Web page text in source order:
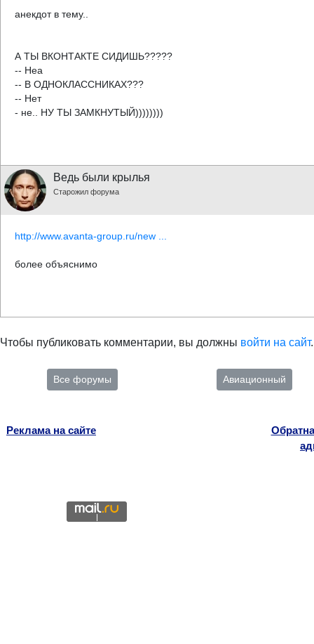
анекдот в тему..
А ТЫ ВКОНТАКТЕ СИДИШЬ?????
-- Неа
-- В ОДНОКЛАССНИКАХ???
-- Нет
- не.. НУ ТЫ ЗАМКНУТЫЙ))))))))
Ведь были крылья
Старожил форума
http://www.avanta-group.ru/new ...
более объяснимо
Чтобы публиковать комментарии, вы должны войти на сайт.
Все форумы Авиационный
Реклама на сайте